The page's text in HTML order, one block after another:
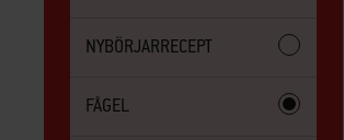
NYBÖRJARRECEPT
FÅGEL